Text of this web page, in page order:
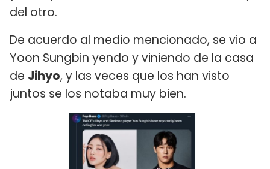
del otro.
De acuerdo al medio mencionado, se vio a
Yoon Sungbin yendo y viniendo de la casa
de Jihyo, y las veces que los han visto
juntos se los notaba muy bien.